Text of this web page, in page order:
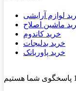
لوازم آرایشی
ماشین اصلاح
خرید کاندوم
خرید بدلیجات
خرید پاوربانک